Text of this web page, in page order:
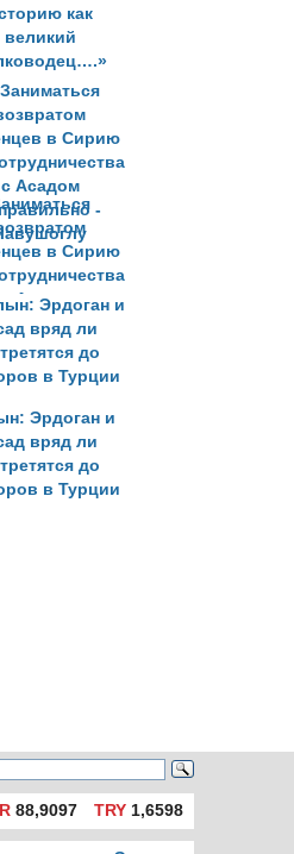
как
великий
в Сирию
с Асадом
-
Эрдоган и
вряд ли
до
в Турции
88,9097 TRY1,6598